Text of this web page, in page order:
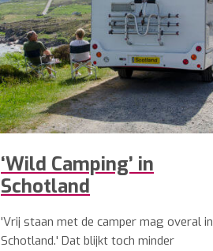
‘Wild Camping’ in
Schotland
'Vrij staan met de camper mag overal in
Schotland.' Dat blijkt toch minder